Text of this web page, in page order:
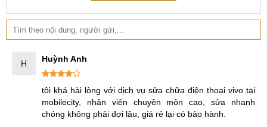
H Huỳnh Anh
tôi khá hài lòng với dịch vụ sửa chữa điện thoại vivo tại
mobilecity, nhân viên chuyên môn cao, sửa nhanh
chóng không phải đợi lâu, giá rẻ lại có bảo hành.